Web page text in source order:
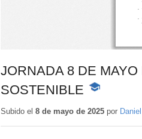
JORNADA 8 DE
SOSTENIBLE
-
educativo
Subido el 8 de mayo de 2025por